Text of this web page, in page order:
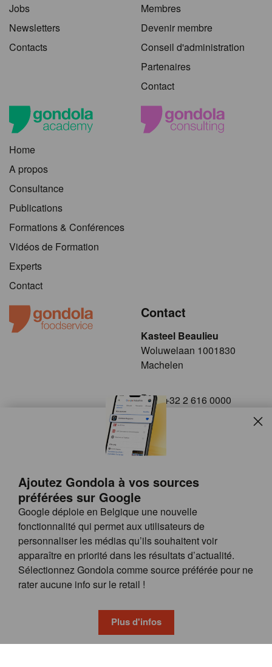
Ajoutez Gondola à vos sources
préférées sur Google
Google déploie en Belgique une nouvelle
fonctionnalité qui permet aux utilisateurs de
personnaliser les médias qu’ils souhaitent voir
apparaître en priorité dans les résultats d’actualité.
Sélectionnez Gondola comme source préférée pour ne
rater aucune info sur le retail !
Plus d'infos
Jobs
Newsletters
Contacts
Membres
Devenir membre
Conseil d'administration
Partenaires
Contact
Home
A propos
Consultance
Publications
Formations & Conférences
Vidéos de Formation
Experts
Contact
Contact
Kasteel Beaulieu
​​​Woluwelaan 1001830
Machelen
+32 2 616 0000
Follow us on
© GONDOLA GROUP
FAQ
CONDITIONS GÉNÉRALES
PRIVACY & COOKIE POLICY
wieni